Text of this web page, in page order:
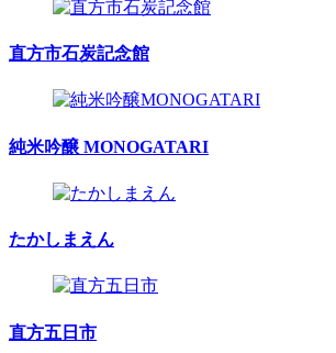
直方市石炭記念館
純米吟醸 MONOGATARI
たかしまえん
直方五日市